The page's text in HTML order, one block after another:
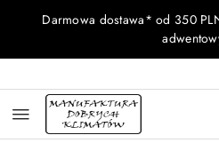
Przejdź do treści głównej
Przejdź do wyszukiwarki
Przejdź do moje konto
Przejdź do menu
Przejdź do opisu
Przejdź do stopki
Darmowa dostawa* od 350